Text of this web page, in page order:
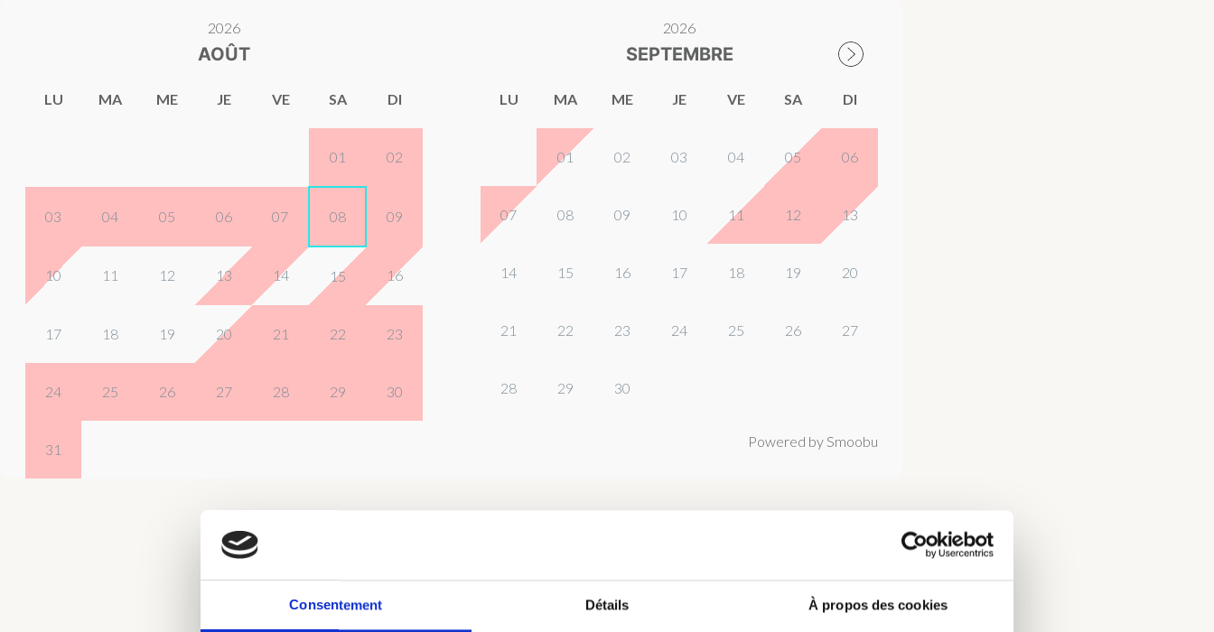
Consentement Détails À propos des cookies
2026
AOÛT
LU MA ME JE VE SA DI
01 02
03 04 05 06 07 08 09
10 11 12 13 14 15 16
17 18 19 20 21 22 23
24 25 26 27 28 29 30
31
2026
SEPTEMBRE
LU MA ME JE VE SA DI
01 02 03 04 05 06
07 08 09 10 11 12 13
14 15 16 17 18 19 20
21 22 23 24 25 26 27
28 29 30
Powered by Smoobu
Chambre 2 : Chambre Bouleau au RDC